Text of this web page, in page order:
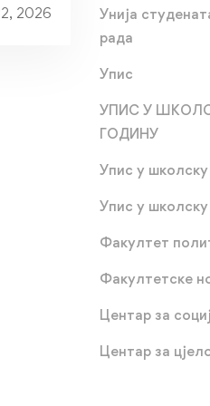
2026
Унија
рада
Упис
УПИС У
ГОДИНУ
Упис у
Упис у
Факултет
Факултетске
Центар за
Центар за